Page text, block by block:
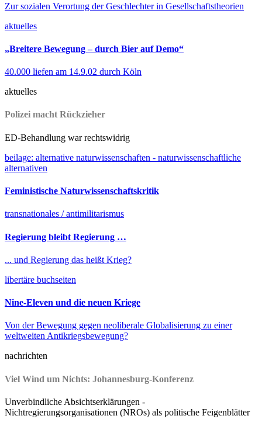
Zur sozialen Verortung der Geschlechter in Gesellschaftstheorien
aktuelles
„Breitere Bewegung – durch Bier auf Demo“
40.000 liefen am 14.9.02 durch Köln
aktuelles
Polizei macht Rückzieher
ED-Behandlung war rechtswidrig
beilage: alternative naturwissenschaften - naturwissenschaftliche
alternativen
Feministische Naturwissenschaftskritik
transnationales / antimilitarismus
Regierung bleibt Regierung …
... und Regierung das heißt Krieg?
libertäre buchseiten
Nine-Eleven und die neuen Kriege
Von der Bewegung gegen neoliberale Globalisierung zu einer
weltweiten Antikriegsbewegung?
nachrichten
Viel Wind um Nichts: Johannesburg-Konferenz
Unverbindliche Absichtserklärungen -
Nichtregierungsorganisationen (NROs) als politische Feigenblätter